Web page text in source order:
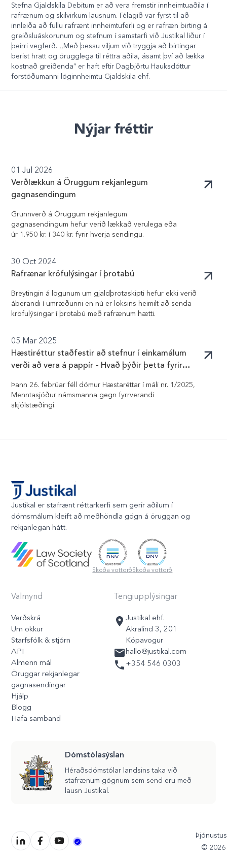
Stefna Gjaldskila Debitum er að vera fremstir innheimtuaðila í
rafrænum og skilvirkum lausnum. Félagið var fyrst til að
innleiða að fullu rafrænt innheimtuferli og er rafræn birting á
greiðsluáskorunum og stefnum í samstarfi við Justikal liður í
þeirri vegferð. ,,Með þessu viljum við tryggja að birtingar
berist hratt og örugglega til réttra aðila, ásamt því að lækka
kostnað greiðenda” er haft eftir Dagbjörtu Hauksdóttur
forstöðumanni löginnheimtu Gjaldskila ehf.
Nýjar fréttir
01 Jul 2026
Verðlækkun á Öruggum rekjanlegum
gagnasendingum
Grunnverð á Öruggum rekjanlegum
gagnasendingum hefur verið lækkað verulega eða
úr 1.950 kr. í 340 kr. fyrir hverja sendingu.
30 Oct 2024
Rafrænar kröfulýsingar í þrotabú
Breytingin á lögunum um gjaldþrotaskipti hefur ekki verið
áberandi í umræðunni en nú er loksins heimilt að senda
kröfulýsingar í þrotabú með rafrænum hætti.
05 Mar 2025
Hæstiréttur staðfestir að stefnur í einkamálum
verði að vera á pappír – Hvað þýðir þetta fyrir
Þann 26. febrúar féll dómur Hæstaréttar í máli nr. 1/2025,
Menntasjóður námsmanna gegn fyrrverandi
skjólstæðingi.
Justikal er stafrænt réttarkerfi sem gerir aðilum í
dómsmálum kleift að meðhöndla gögn á öruggan og
rekjanlegan hátt.
Skoða vottorðSkoða vottorð
Valmynd
Verðskrá
Um okkur
Starfsfólk & stjórn
API
Almenn mál
Öruggar rekjanlegar
gagnasendingar
Hjálp
Blogg
Hafa samband
Tengiupplýsingar
Justikal ehf.
Akralind 3, 201
Kópavogur
hallo@justikal.com
+354 546 0303
Dómstólasýslan
Héraðsdómstólar landsins taka við
stafrænum gögnum sem send eru með
lausn Justikal.
© 2026